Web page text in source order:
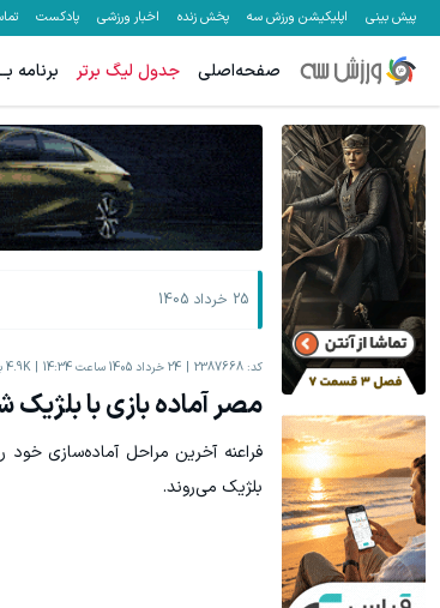
پیش بینی اپلیکیشن ورزش سه پخش زنده اخبار ورزشی پادکست
صفحه‌اصلی جدول لیگ برتر برنامه
25 خرداد 1405
کد: 2387668 24 خرداد 1405 ساعت 14:34 4.9K
مصر آماده بازی با بلژیک
فراعنه آخرین مراحل آماده‌سازی خود
بلژیک می‌روند.
معاملات جهانی نفت با اسپرد از صفر و تا ۵۰۰ دلار بونوس اولیه
۳ دلار پاداش در هر لات معاملاتی در بروکر اینوسلو